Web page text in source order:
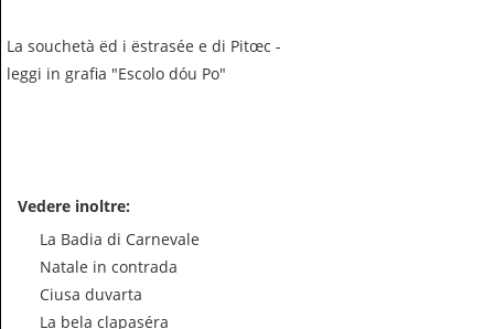
La souchetà ëd i ëstrasée e di Pitœc -
leggi in grafia "Escolo dóu Po"
Vedere inoltre:
La Badia di Carnevale
Natale in contrada
Ciusa duvarta
La bela clapaséra